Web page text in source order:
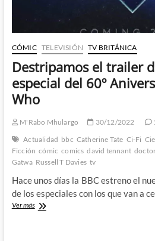
CÓMIC TELEVISIÓN TV BRITÁNICA
Destripamos el trailer
especial del 60º
Who
M'Rabo Mhulargo 30/12/2022
Actualidad bbc Catherine Tate Ci-Fi
Ficción cómic comics david tennant
Gatwa Russell T Davies tv
Hace unos días la BBC estreno el
de los especiales con los que van a
Ver másDestripamos